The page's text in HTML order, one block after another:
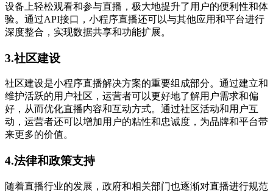
设备上轻松观看和参与直播，极大地提升了用户的便利性和体
验。通过API接口，小程序直播还可以与其他应用和平台进行
深度整合，实现数据共享和功能扩展。
3.社区建设
社区建设是小程序直播解决方案的重要组成部分。通过建立和
维护活跃的用户社区，运营者可以更好地了解用户需求和偏
好，从而优化直播内容和互动方式。通过社区活动和用户互
动，运营者还可以增加用户的粘性和忠诚度，为品牌和平台带
来更多的价值。
4.法律和政策支持
随着直播行业的发展，政府和相关部门也逐渐对直播进行规范